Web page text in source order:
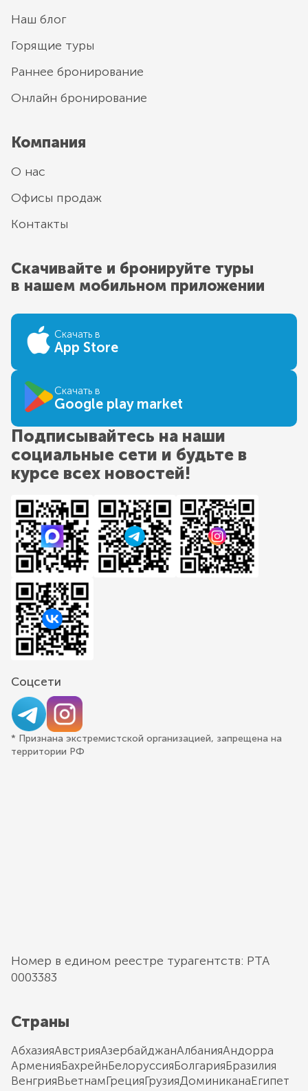
Наш блог
Горящие туры
Раннее бронирование
Онлайн бронирование
Компания
О нас
Офисы продаж
Контакты
Скачивайте и бронируйте туры
в нашем мобильном приложении
Скачать в
App Store
Скачать в
Google play market
Подписывайтесь на наши
социальные сети и будьте в
курсе всех новостей!
Соцсети
* Признана экстремистской организацией, запрещена на
территории РФ
Номер в едином реестре турагентств: РТА
0003383
Страны
АбхазияАвстрияАзербайджанАлбанияАндорра
АрменияБахрейнБелоруссияБолгарияБразилия
ВенгрияВьетнамГрецияГрузияДоминиканаЕгипет